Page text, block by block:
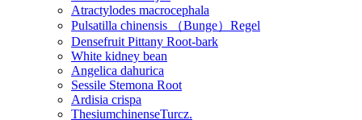
Atractylodes macrocephala
Pulsatilla chinensis （Bunge）Regel
Densefruit Pittany Root-bark
White kidney bean
Angelica dahurica
Sessile Stemona Root
Ardisia crispa
ThesiumchinenseTurcz.